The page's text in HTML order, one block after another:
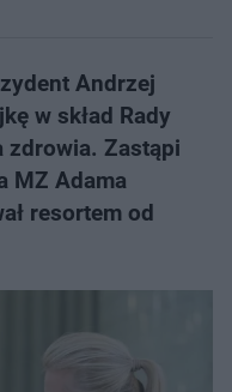
Andrzej
w skład Rady
zdrowia. Zastąpi
MZ Adama
resortem od